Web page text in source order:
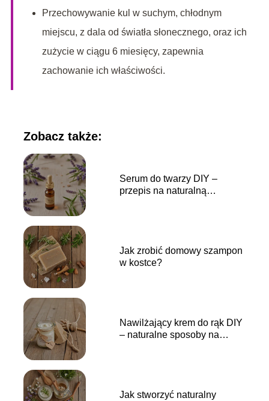
Przechowywanie kul w suchym, chłodnym
miejscu, z dala od światła słonecznego, oraz ich
zużycie w ciągu 6 miesięcy, zapewnia
zachowanie ich właściwości.
Zobacz także:
Serum do twarzy DIY –
przepis na naturalną
Jak zrobić domowy szampon
w kostce?
Nawilżający krem do rąk DIY
– naturalne sposoby na
Jak stworzyć naturalny